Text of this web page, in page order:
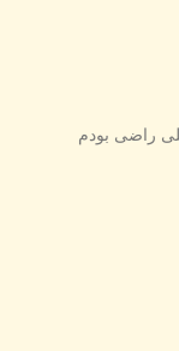
راضی بودم